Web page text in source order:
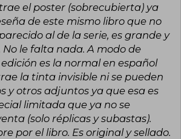
el poster (sobrecubierta) ya
de este mismo libro que no
al de la serie, es grande y
le falta nada. A modo de
es la normal en español
la tinta invisible ni se pueden
y otros adjuntos ya que esa es
limitada que ya no se
(solo réplicas y subastas).
por el libro. Es original y sellado.